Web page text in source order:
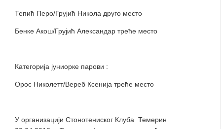
Тепић Перо/Грујић Никола друго место
Бенке Акош/Грујић Александар треће место
Категорија јуниорке парови :
Орос Николетт/Вереб Ксенија треће место
У организацији Стонотениског Клуба Темерин